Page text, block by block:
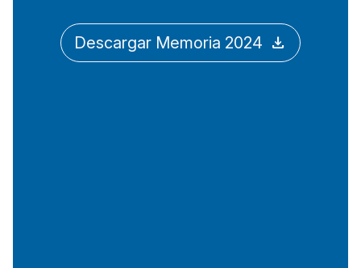
Descargar Memoria 2024 download